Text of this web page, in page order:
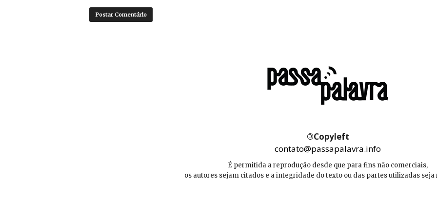
©Copyleft
contato@passapalavra.info
É permitida a reprodução desde que para fins não comerciais,
os autores sejam citados e a integridade do texto ou das partes utilizadas